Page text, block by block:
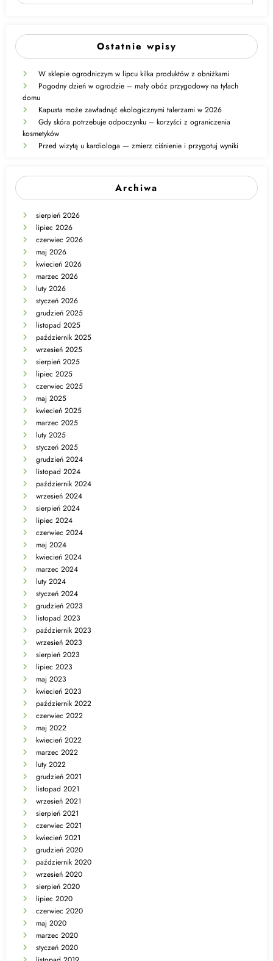
Ostatnie wpisy
W sklepie ogrodniczym w lipcu kilka produktów z obniżkami
Pogodny dzień w ogrodzie – mały obóz przygodowy na tyłach
domu
Kapusta może zawładnąć ekologicznymi talerzami w 2026
Gdy skóra potrzebuje odpoczynku – korzyści z ograniczenia
kosmetyków
Przed wizytą u kardiologa — zmierz ciśnienie i przygotuj wyniki
Archiwa
sierpień 2026
lipiec 2026
czerwiec 2026
maj 2026
kwiecień 2026
marzec 2026
luty 2026
styczeń 2026
grudzień 2025
listopad 2025
październik 2025
wrzesień 2025
sierpień 2025
lipiec 2025
czerwiec 2025
maj 2025
kwiecień 2025
marzec 2025
luty 2025
styczeń 2025
grudzień 2024
listopad 2024
październik 2024
wrzesień 2024
sierpień 2024
lipiec 2024
czerwiec 2024
maj 2024
kwiecień 2024
marzec 2024
luty 2024
styczeń 2024
grudzień 2023
listopad 2023
październik 2023
wrzesień 2023
sierpień 2023
lipiec 2023
maj 2023
kwiecień 2023
październik 2022
czerwiec 2022
maj 2022
kwiecień 2022
marzec 2022
luty 2022
grudzień 2021
listopad 2021
wrzesień 2021
sierpień 2021
czerwiec 2021
kwiecień 2021
grudzień 2020
październik 2020
wrzesień 2020
sierpień 2020
lipiec 2020
czerwiec 2020
maj 2020
marzec 2020
styczeń 2020